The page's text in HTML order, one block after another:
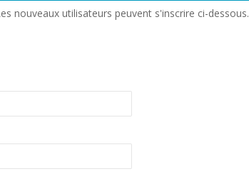
nouveaux utilisateurs peuvent s'inscrire ci-dessous.